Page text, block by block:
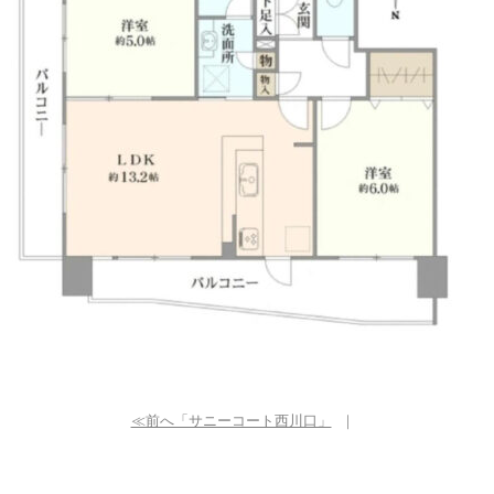
≪前へ「サニーコート西川口」 ｜